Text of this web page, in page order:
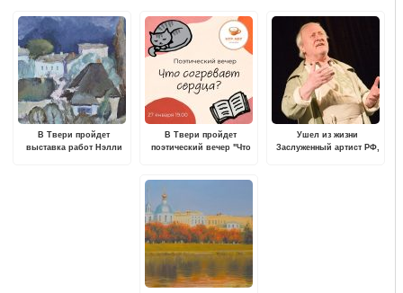
В Твери пройдет
выставка работ Нэлли
В Твери пройдет
поэтический вечер "Что
Ушел из жизни
Заслуженный артист РФ,